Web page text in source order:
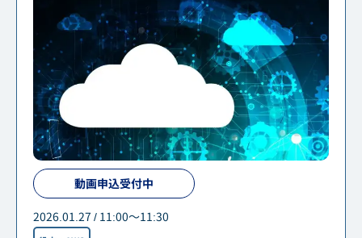
動画申込受付中
2026.01.27 / 11:00～11:30